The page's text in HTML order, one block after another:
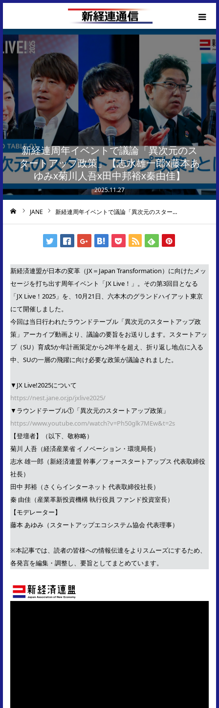
新経連周年イベントで議論「異次元のス
タートアップ政策」【志水雄一郎x藤本あ
ゆみx菊川人吾x田中邦裕x秦由佳】
2025.11.27
JANE 新経連周年イベントで議論「異次元のスター…
新経済連盟が日本の変革（JX＝Japan Transformation）に向けたメッ
セージを打ち出す周年イベント「JX Live！」。その第3回目となる
「JX Live！2025」を、10月21日、六本木のグランドハイアット東京
にて開催しました。
今回は当日行われたラウンドテーブル「異次元のスタートアップ政
策」アーカイブ動画より、議論の要旨をお送りします。スタートアッ
プ（SU）育成5か年計画策定から2年半を超え、折り返し地点に入る
中、SUの一層の飛躍に向け必要な政策が議論されました。
▼JX Live!2025について
https://nest.jane.or.jp/jxlive2025/
▼ラウンドテーブル①「異次元のスタートアップ政策」
https://www.youtube.com/watch?v=Ph50glk7MEw&t=2s
【登壇者】（以下、敬称略）
菊川 人吾（経済産業省 イノベーション・環境局長）
志水 雄一郎（新経済連盟 幹事／フォースタートアップス 代表取締役
社長）
田中 邦裕（さくらインターネット 代表取締役社長）
秦 由佳（産業革新投資機構 執行役員 ファンド投資室長）
【モデレーター】
藤本 あゆみ（スタートアップエコシステム協会 代表理事）
※本記事では、読者の皆様への情報伝達をよりスムーズにするため、
各発言を編集・調整し、要旨としてまとめています。
Corporate Top